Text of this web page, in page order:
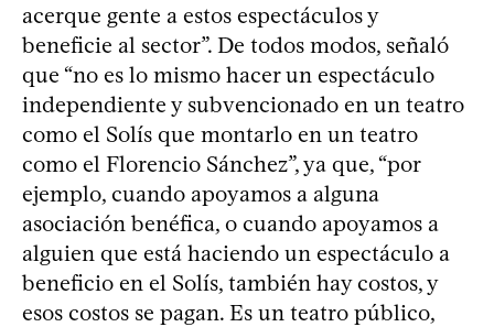
acerque gente a estos espectáculos y
beneficie al sector”. De todos modos, señaló
que “no es lo mismo hacer un espectáculo
independiente y subvencionado en un teatro
como el Solís que montarlo en un teatro
como el Florencio Sánchez”, ya que, “por
ejemplo, cuando apoyamos a alguna
asociación benéfica, o cuando apoyamos a
alguien que está haciendo un espectáculo a
beneficio en el Solís, también hay costos, y
esos costos se pagan. Es un teatro público,